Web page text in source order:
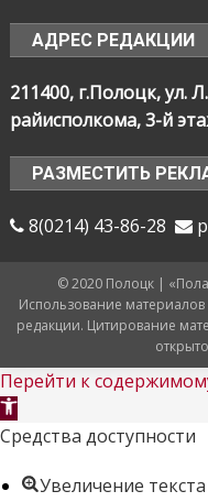
АДРЕС РЕДАКЦИИ
211400, г.Полоцк, ул.
райисполкома, 3-й
РАЗМЕСТИТЬ
8(0214) 43-86-28
© 2020 Полоцк |
Использование
редакции. Цитирование
Перейти к
Открыть
панель
Средства доступности
Увеличение текста